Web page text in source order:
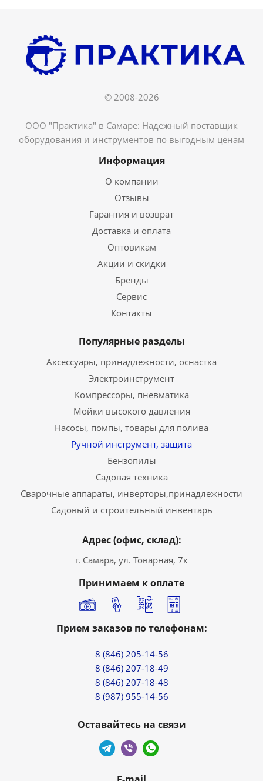
© 2008-2026
ООО "Практика" в Самаре: Надежный поставщик
оборудования и инструментов по выгодным ценам
Информация
О компании
Отзывы
Гарантия и возврат
Доставка и оплата
Оптовикам
Акции и скидки
Бренды
Сервис
Контакты
Популярные разделы
Аксессуары, принадлежности, оснастка
Электроинструмент
Компрессоры, пневматика
Мойки высокого давления
Насосы, помпы, товары для полива
Ручной инструмент, защита
Бензопилы
Садовая техника
Сварочные аппараты, инверторы,принадлежности
Садовый и строительный инвентарь
Адрес (офис, склад):
г. Самара, ул. Товарная, 7к
Принимаем к оплате
Прием заказов по телефонам:
8 (846) 205-14-56
8 (846) 207-18-49
8 (846) 207-18-48
8 (987) 955-14-56
Оставайтесь на связи